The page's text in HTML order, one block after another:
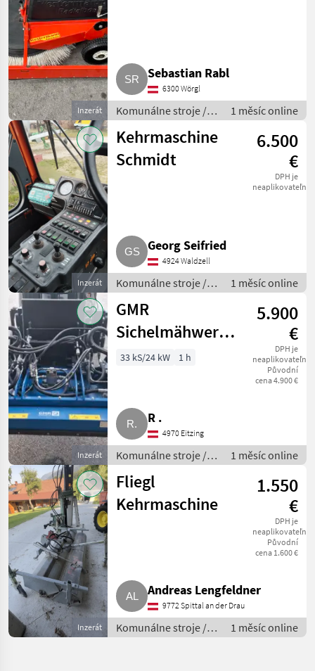
Inzerát
Sebastian Rabl
6300 Wörgl
Komunálne stroje /
Zametací stroj
1 měsíc online
Inzerát
Kehrmaschine
Schmidt
6.500
€
DPH je
neaplikovateľné
Georg Seifried
4924 Waldzell
Komunálne stroje /
Zametací stroj
1 měsíc online
Inzerát
GMR
Sichelmähwerk
Mulcher
5.900
€
DPH je
neaplikovateľné
Původní
cena 4.900 €
33 kS/24 kW 1 h
R .
4970 Eitzing
Komunálne stroje /
Zametací stroj
1 měsíc online
Inzerát
Fliegl
Kehrmaschine
1.550
€
DPH je
neaplikovateľné
Původní
cena 1.600 €
Andreas Lengfeldner
9772 Spittal an der Drau
Komunálne stroje /
Zametací stroj
1 měsíc online